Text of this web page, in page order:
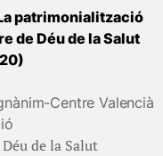
patrimonialització
de Déu de la Salut
Centre Valencià
de la Salut